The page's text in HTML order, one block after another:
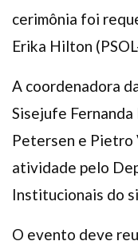
cerimônia foi
Erika Hilton
A coordenadora
Sisejufe
Petersen e Pietro
atividade pelo
Institucionais do
O evento deve